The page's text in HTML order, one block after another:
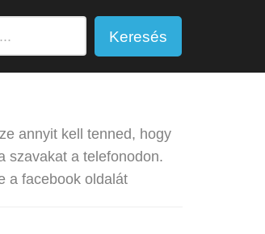
Keresés
annyit kell tenned, hogy
szavakat a telefonodon.
a facebook oldalát